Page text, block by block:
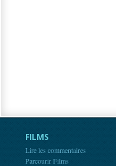
FILMS
Lire les commentaires
Parcourir Films